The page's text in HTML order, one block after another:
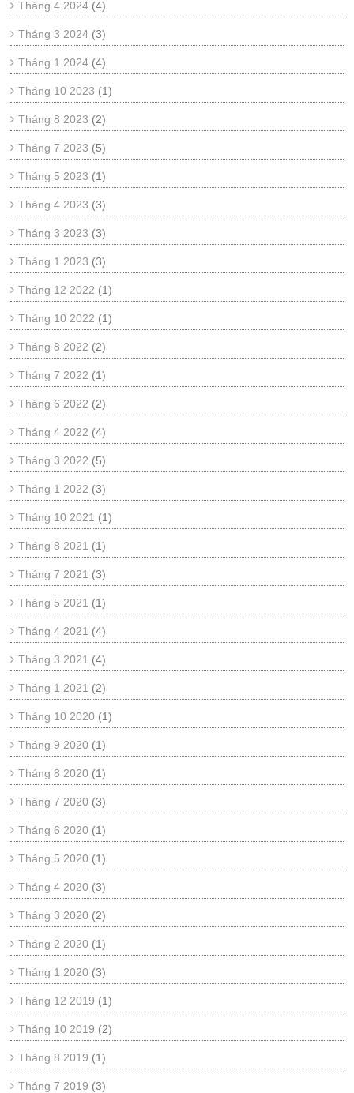
Tháng 4 2024 (4)
Tháng 3 2024 (3)
Tháng 1 2024 (4)
Tháng 10 2023 (1)
Tháng 8 2023 (2)
Tháng 7 2023 (5)
Tháng 5 2023 (1)
Tháng 4 2023 (3)
Tháng 3 2023 (3)
Tháng 1 2023 (3)
Tháng 12 2022 (1)
Tháng 10 2022 (1)
Tháng 8 2022 (2)
Tháng 7 2022 (1)
Tháng 6 2022 (2)
Tháng 4 2022 (4)
Tháng 3 2022 (5)
Tháng 1 2022 (3)
Tháng 10 2021 (1)
Tháng 8 2021 (1)
Tháng 7 2021 (3)
Tháng 5 2021 (1)
Tháng 4 2021 (4)
Tháng 3 2021 (4)
Tháng 1 2021 (2)
Tháng 10 2020 (1)
Tháng 9 2020 (1)
Tháng 8 2020 (1)
Tháng 7 2020 (3)
Tháng 6 2020 (1)
Tháng 5 2020 (1)
Tháng 4 2020 (3)
Tháng 3 2020 (2)
Tháng 2 2020 (1)
Tháng 1 2020 (3)
Tháng 12 2019 (1)
Tháng 10 2019 (2)
Tháng 8 2019 (1)
Tháng 7 2019 (3)